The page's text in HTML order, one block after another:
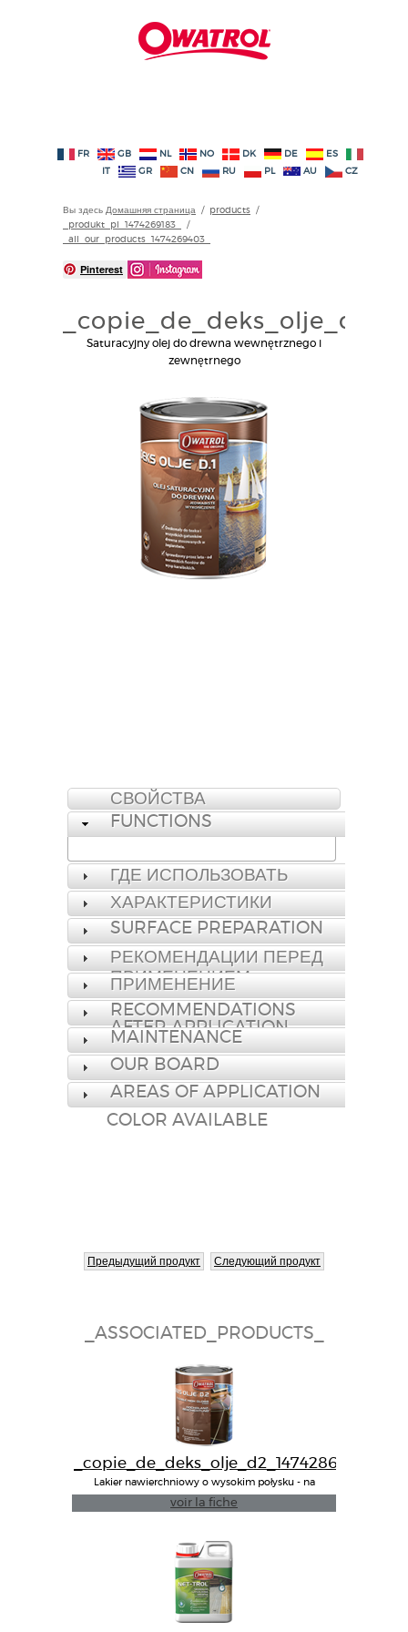
FR GB NL NO DK DE
ES
IT
GR CN RU PL AU CZ
Вы здесь Домашняя страница / products /
_produkt_pl_1474269183_
/
_all_our_products_1474269403_
Pinterest
Saturacyjny olej do drewna wewnętrznego i
zewnętrnego
СВОЙСТВА
FUNCTIONS
ГДЕ ИСПОЛЬЗОВАТЬ
ХАРАКТЕРИСТИКИ
SURFACE PREPARATION
РЕКОМЕНДАЦИИ ПЕРЕД
ПРИМЕНЕНИЕМ
ПРИМЕНЕНИЕ
RECOMMENDATIONS
AFTER APPLICATION
MAINTENANCE
OUR BOARD
AREAS OF APPLICATION
COLOR AVAILABLE
Предыдущий продукт Следующий продукт
_ASSOCIATED_PRODUCTS_
_copie_de_deks_olje_d2_1474286293_
Lakier nawierchniowy o wysokim połysku - na
zewnątrz/wewnątrz
voir la fiche